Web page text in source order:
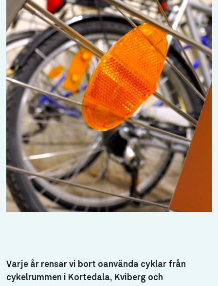
Varje år rensar vi bort oanvända cyklar från
cykelrummen i Kortedala, Kviberg och